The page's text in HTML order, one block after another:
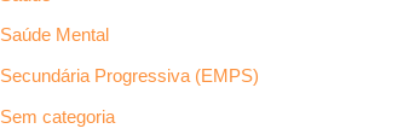
Saúde Mental
Secundária Progressiva (EMPS)
Sem categoria